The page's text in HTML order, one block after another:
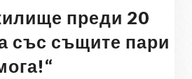
преди 20
със същите пари